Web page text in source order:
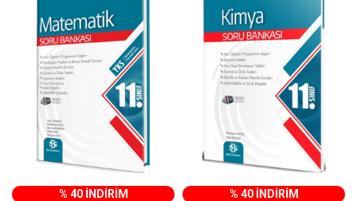
% 40 İNDİRİM
% 40 İNDİRİM